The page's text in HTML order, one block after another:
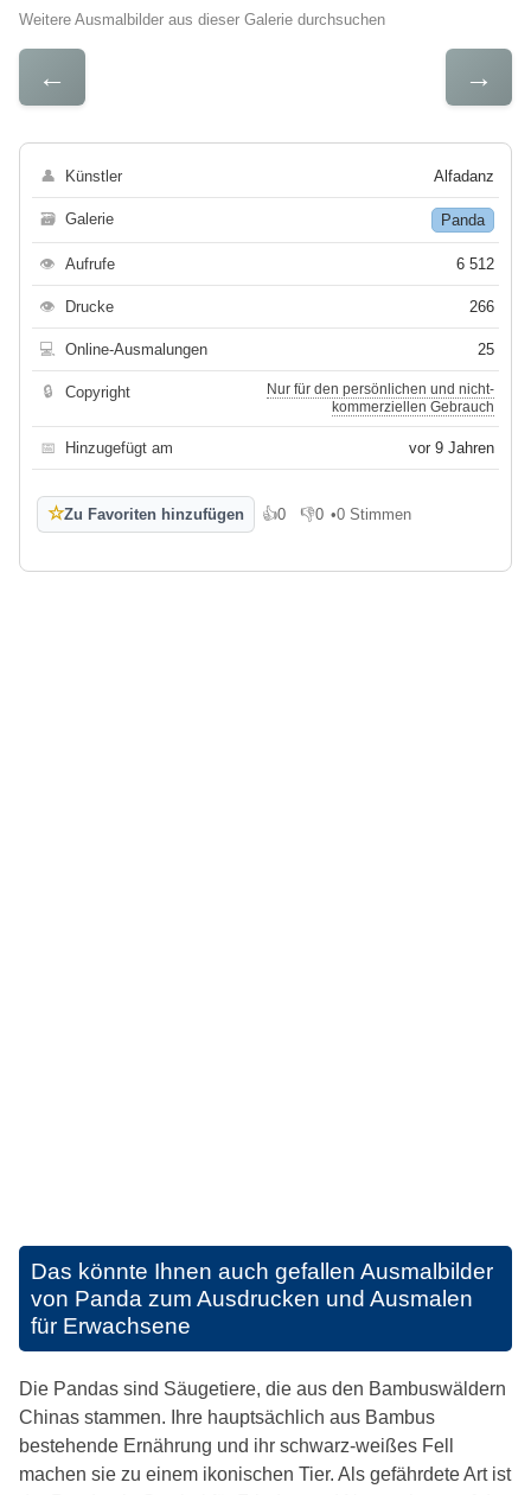
Weitere Ausmalbilder aus dieser Galerie durchsuchen
← →
👤 Künstler Alfadanz
🗃 Galerie Panda
👁 Aufrufe 6 512
👁 Drucke 266
💻 Online-Ausmalungen 25
🔒 Copyright
Nur für den persönlichen und nicht-
kommerziellen Gebrauch
📅 Hinzugefügt am vor 9 Jahren
☆Zu Favoriten hinzufügen 👍0
Gefällt mir
👎0
Gefällt mir nicht
•0 Stimmen
Das könnte Ihnen auch gefallen Ausmalbilder
von Panda zum Ausdrucken und Ausmalen
für Erwachsene
Die Pandas sind Säugetiere, die aus den Bambuswäldern
Chinas stammen. Ihre hauptsächlich aus Bambus
bestehende Ernährung und ihr schwarz-weißes Fell
machen sie zu einem ikonischen Tier. Als gefährdete Art ist